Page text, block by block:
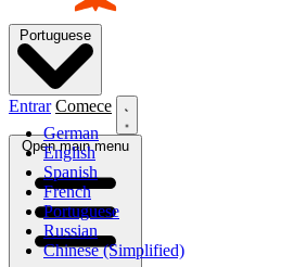
Portuguese
German
English
Spanish
French
Portuguese
Russian
Chinese (Simplified)
Entrar Comece
Open main menu